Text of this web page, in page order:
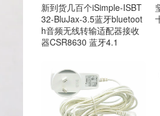
新到货几百个iSimple-ISBT
32-BluJax-3.5蓝牙bluetoot
h音频无线转输适配器接收
器CSR8630 蓝牙4.1